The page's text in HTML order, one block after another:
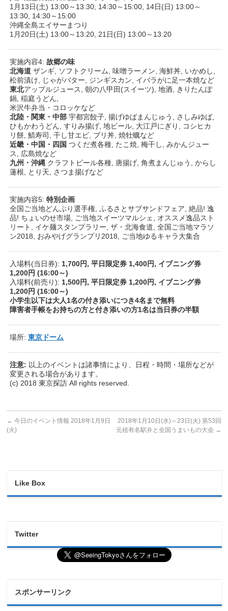
1月13日(土) 13:00～13:30, 14:30～15:00, 14日(日) 13:00～
13:30, 14:30～15:00
沖縄全島エイサーまつり
1月20日(土) 13:00～13:20, 21日(日) 13:00～13:20
実施内容4:故郷の味
北海道 ザンギ, ソフトクリーム, 味噌ラーメン, 海鮮丼, いかめし,
松前漬け, じゃがバター, ジンギスカン, イバラがに足一本焼など
東北アップルジュース, 朝の八甲田(スイーツ), 地酒, きりたんぽ
鍋, 稲庭うどん,
米沢牛弁当・コロッケなど
北陸・関東・中部 宇都宮餃子, 揚げゆばまんじゅう, さしみゆば,
ひもかわうどん, すりみ揚げ, 地ビール, 大江戸にぎり, コシヒカ
リ餅, 鯖寿司, 干し甘エビ, ブリ丼, 焼牡蠣など
近畿・中国・四国 つくだ煮各種, たこ焼, 梅干し, みかんジュー
ス, 広島焼など
九州・沖縄 クラフトビール各種, 唐揚げ, 角煮まんじゅう, からし
蓮根, とり天, さつま揚げなど
実施内容5:特別企画
全国ご当地どんぶり選手権, ふるさとサブサンドフェア, 絶品! 逸
品! ちょいのせ市場, ご当地スイーツマルシェ, オススメ逸品スト
リート, イケ麺スタンプラリー, ザ・北海食道, 全国ご当地マラソ
ン2018, おみやげグランプリ2018, ご当地ゆるキャラ大集合
入場料(当日券): 1,700円, 平日限定券 1,400円, イブニング券
1,200円 (16:00～)
入場料(前売り): 1,500円, 平日限定券 1,200円, イブニング券
1,200円 (16:00～)
小学生以下は大人1名の付き添いにつき4名まで無料
障害者手帳をお持ちの方と付き添いの方1名は当日券の半額
場所:東京ドーム
注意: 以上のイベントは諸事情により、日程・時間・場所などが
変更される場合があります。
(c) 2018 東京探訪 All rights reserved.
← 今日のイベント情報 2018年1月9日
(火)
2018年1月10日(水)～23日(火) 第53回
元祖有名駅弁と全国うまいもの大会 →
Like Box
Twitter
スポンサーリンク